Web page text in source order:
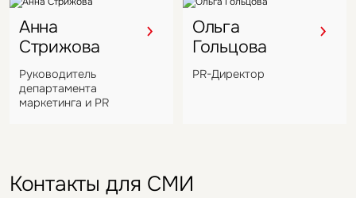
Анна
Стрижова
Руководитель
департамента
маркетинга и PR
Ольга
Гольцова
PR-Директор
Контакты для СМИ